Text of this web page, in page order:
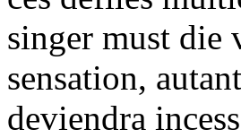
singer must die
sensation,
deviendra